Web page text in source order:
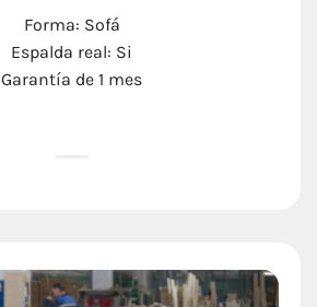
Forma: Sofá
Espalda real: Si
Garantía de 1 mes